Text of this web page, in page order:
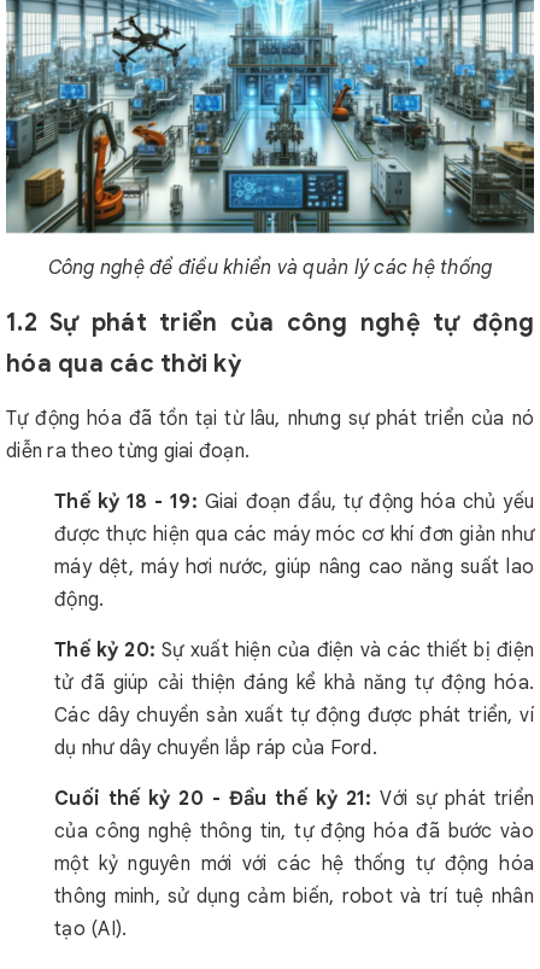
Công nghệ để điều khiển và quản lý các hệ thống
1.2 Sự phát triển của công nghệ tự động
hóa qua các thời kỳ
Tự động hóa đã tồn tại từ lâu, nhưng sự phát triển của nó
diễn ra theo từng giai đoạn.
Thế kỷ 18 - 19: Giai đoạn đầu, tự động hóa chủ yếu
được thực hiện qua các máy móc cơ khí đơn giản như
máy dệt, máy hơi nước, giúp nâng cao năng suất lao
động.
Thế kỷ 20: Sự xuất hiện của điện và các thiết bị điện
tử đã giúp cải thiện đáng kể khả năng tự động hóa.
Các dây chuyền sản xuất tự động được phát triển, ví
dụ như dây chuyền lắp ráp của Ford.
Cuối thế kỷ 20 - Đầu thế kỷ 21:Với sự phát triển
của công nghệ thông tin, tự động hóa đã bước vào
một kỷ nguyên mới với các hệ thống tự động hóa
thông minh, sử dụng cảm biến, robot và trí tuệ nhân
tạo (AI).